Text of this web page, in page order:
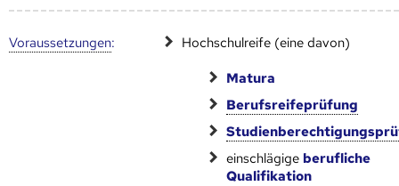
Voraus­setzungen: Hochschulreife (eine davon)
Matura
Berufsreifeprüfung
einschlägige berufliche
Qualifikation